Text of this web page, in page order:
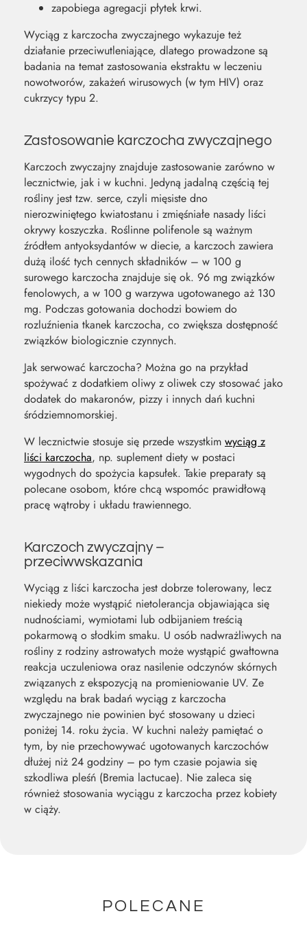
zapobiega agregacji płytek krwi.
Wyciąg z karczocha zwyczajnego wykazuje też
działanie przeciwutleniające, dlatego prowadzone są
badania na temat zastosowania ekstraktu w leczeniu
nowotworów, zakażeń wirusowych (w tym HIV) oraz
cukrzycy typu 2.
Zastosowanie karczocha zwyczajnego
Karczoch zwyczajny znajduje zastosowanie zarówno w
lecznictwie, jak i w kuchni. Jedyną jadalną częścią tej
rośliny jest tzw. serce, czyli mięsiste dno
nierozwiniętego kwiatostanu i zmięśniałe nasady liści
okrywy koszyczka. Roślinne polifenole są ważnym
źródłem antyoksydantów w diecie, a karczoch zawiera
dużą ilość tych cennych składników – w 100 g
surowego karczocha znajduje się ok. 96 mg związków
fenolowych, a w 100 g warzywa ugotowanego aż 130
mg. Podczas gotowania dochodzi bowiem do
rozluźnienia tkanek karczocha, co zwiększa dostępność
związków biologicznie czynnych.
Jak serwować karczocha? Można go na przykład
spożywać z dodatkiem oliwy z oliwek czy stosować jako
dodatek do makaronów, pizzy i innych dań kuchni
śródziemnomorskiej.
W lecznictwie stosuje się przede wszystkim wyciąg z
liści karczocha, np. suplement diety w postaci
wygodnych do spożycia kapsułek. Takie preparaty są
polecane osobom, które chcą wspomóc prawidłową
pracę wątroby i układu trawiennego.
Karczoch zwyczajny –
przeciwwskazania
Wyciąg z liści karczocha jest dobrze tolerowany, lecz
niekiedy może wystąpić nietolerancja objawiająca się
nudnościami, wymiotami lub odbijaniem treścią
pokarmową o słodkim smaku. U osób nadwrażliwych na
rośliny z rodziny astrowatych może wystąpić gwałtowna
reakcja uczuleniowa oraz nasilenie odczynów skórnych
związanych z ekspozycją na promieniowanie UV. Ze
względu na brak badań wyciąg z karczocha
zwyczajnego nie powinien być stosowany u dzieci
poniżej 14. roku życia. W kuchni należy pamiętać o
tym, by nie przechowywać ugotowanych karczochów
dłużej niż 24 godziny – po tym czasie pojawia się
szkodliwa pleśń (Bremia lactucae). Nie zaleca się
również stosowania wyciągu z karczocha przez kobiety
w ciąży.
POLECANE